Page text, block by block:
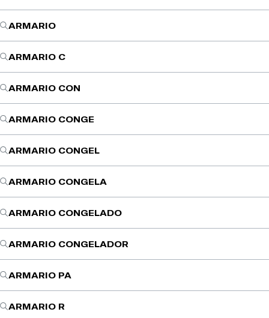
ARMARIO
ARMARIO C
ARMARIO CON
ARMARIO CONGE
ARMARIO CONGEL
ARMARIO CONGELA
ARMARIO CONGELADO
ARMARIO CONGELADOR
ARMARIO PA
ARMARIO R